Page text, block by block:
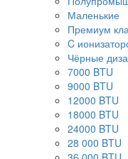
Маленькие
Премиум
C
Чёрные
7000 BTU
9000 BTU
12000 BTU
18000 BTU
24000 BTU
28 000 BTU